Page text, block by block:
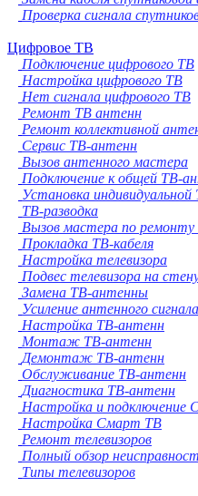
Проверка сигнала
Цифровое ТВ
Подключение цифрового ТВ
Настройка цифрового ТВ
Нет сигнала цифрового ТВ
Ремонт ТВ антенн
Ремонт коллективной
Сервис ТВ-антенн
Вызов антенного мастера
Подключение к общей ТВ-
Установка
ТВ-разводка
Вызов мастера по
Прокладка ТВ-кабеля
Настройка телевизора
Подвес телевизора на
Замена ТВ-антенны
Усиление антенного сигнала
Настройка ТВ-антенн
Монтаж ТВ-антенн
Демонтаж ТВ-антенн
Обслуживание ТВ-антенн
Диагностика ТВ-антенн
Настройка и подключение
Настройка Смарт ТВ
Ремонт телевизоров
Полный обзор
Типы телевизоров